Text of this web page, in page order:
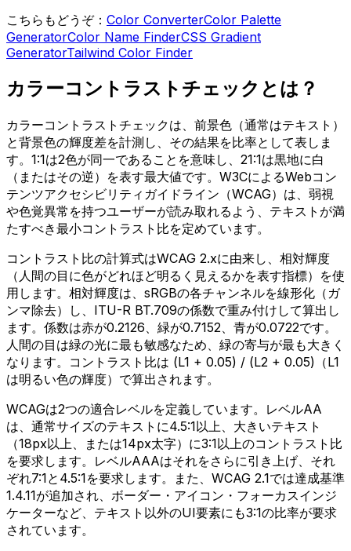
こちらもどうぞ： Color ConverterColor Palette
GeneratorColor Name FinderCSS Gradient
GeneratorTailwind Color Finder
カラーコントラストチェックとは？
カラーコントラストチェックは、前景色（通常はテキスト）
と背景色の輝度差を計測し、その結果を比率として表しま
す。1:1は2色が同一であることを意味し、21:1は黒地に白
（またはその逆）を表す最大値です。W3CによるWebコン
テンツアクセシビリティガイドライン（WCAG）は、弱視
や色覚異常を持つユーザーが読み取れるよう、テキストが満
たすべき最小コントラスト比を定めています。
コントラスト比の計算式はWCAG 2.xに由来し、相対輝度
（人間の目に色がどれほど明るく見えるかを表す指標）を使
用します。相対輝度は、sRGBの各チャンネルを線形化（ガ
ンマ除去）し、ITU-R BT.709の係数で重み付けして算出し
ます。係数は赤が0.2126、緑が0.7152、青が0.0722です。
人間の目は緑の光に最も敏感なため、緑の寄与が最も大きく
なります。コントラスト比は (L1 + 0.05) / (L2 + 0.05)（L1
は明るい色の輝度）で算出されます。
WCAGは2つの適合レベルを定義しています。レベルAA
は、通常サイズのテキストに4.5:1以上、大きいテキスト
（18px以上、または14px太字）に3:1以上のコントラスト比
を要求します。レベルAAAはそれをさらに引き上げ、それ
ぞれ7:1と4.5:1を要求します。また、WCAG 2.1では達成基準
1.4.11が追加され、ボーダー・アイコン・フォーカスインジ
ケーターなど、テキスト以外のUI要素にも3:1の比率が要求
されています。